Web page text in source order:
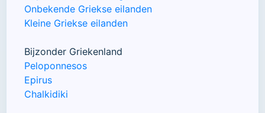
Onbekende Griekse eilanden
Kleine Griekse eilanden
Bijzonder Griekenland
Peloponnesos
Epirus
Chalkidiki